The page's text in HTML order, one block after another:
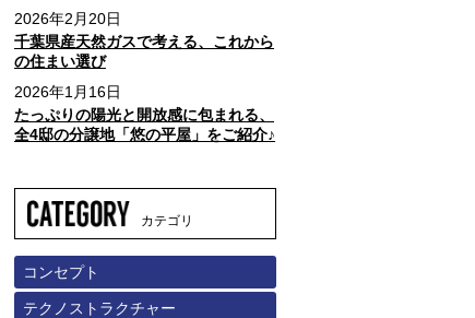
2026年2月20日
千葉県産天然ガスで考える、これから
の住まい選び
2026年1月16日
たっぷりの陽光と開放感に包まれる、
全4邸の分譲地「悠の平屋」をご紹介♪
カテゴリ
コンセプト
テクノストラクチャー